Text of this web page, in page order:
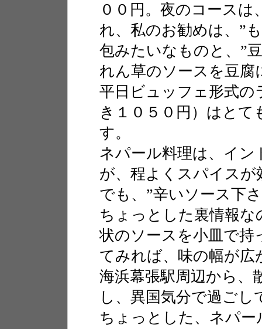
００円。夜のコース
れ、私のお勧めは、”
包みたいなものと、”
れん草のソースを豆
平日ビュッフェ形式の
き１０５０円）はと
す。
ネパール料理は、イ
が、程よくスパイス
でも、”辛いソース下
ちょっとした裏情報
状のソースを小皿で
てみれば、味の幅が広
海浜幕張駅周辺から、
し、異国気分で過ご
ちょっとした、ネパ